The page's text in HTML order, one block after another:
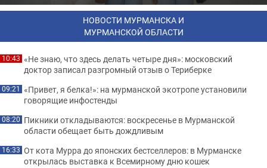
НОВОСТИ МУРМАНСКА И
МУРМАНСКОЙ ОБЛАСТИ
10:43 «Не знаю, что здесь делать четыре дня»: московский
доктор записал разгромный отзыв о Териберке
09:21 «Привет, я белка!»: на мурманской экотропе установили
говорящие инфостенды
08:20 Пикники откладываются: воскресенье в Мурманской
области обещает быть дождливым
16:33 От кота Мурра до японских бестселлеров: в Мурманске
открылась выставка к Всемирному дню кошек